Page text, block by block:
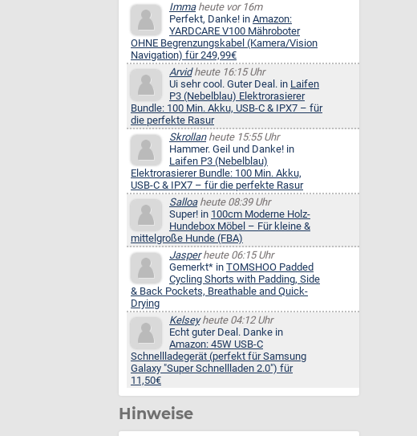
Immaheute vor 16m
Perfekt, Danke! in Amazon:
YARDCARE V100 Mähroboter
OHNE Begrenzungskabel (Kamera/Vision
Navigation) für 249,99€
Arvidheute 16:15 Uhr
Ui sehr cool. Guter Deal. in Laifen
P3 (Nebelblau) Elektrorasierer
Bundle: 100 Min. Akku, USB-C & IPX7 – für
die perfekte Rasur
Skrollanheute 15:55 Uhr
Hammer. Geil und Danke! in
Laifen P3 (Nebelblau)
Elektrorasierer Bundle: 100 Min. Akku,
USB-C & IPX7 – für die perfekte Rasur
Salloaheute 08:39 Uhr
Super! in 100cm Moderne Holz-
Hundebox Möbel – Für kleine &
mittelgroße Hunde (FBA)
Jasperheute 06:15 Uhr
Gemerkt* in TOMSHOO Padded
Cycling Shorts with Padding, Side
& Back Pockets, Breathable and Quick-
Drying
Kelseyheute 04:12 Uhr
Echt guter Deal. Danke in
Amazon: 45W USB-C
Schnellladegerät (perfekt für Samsung
Galaxy "Super Schnellladen 2.0") für
11,50€
Hinweise